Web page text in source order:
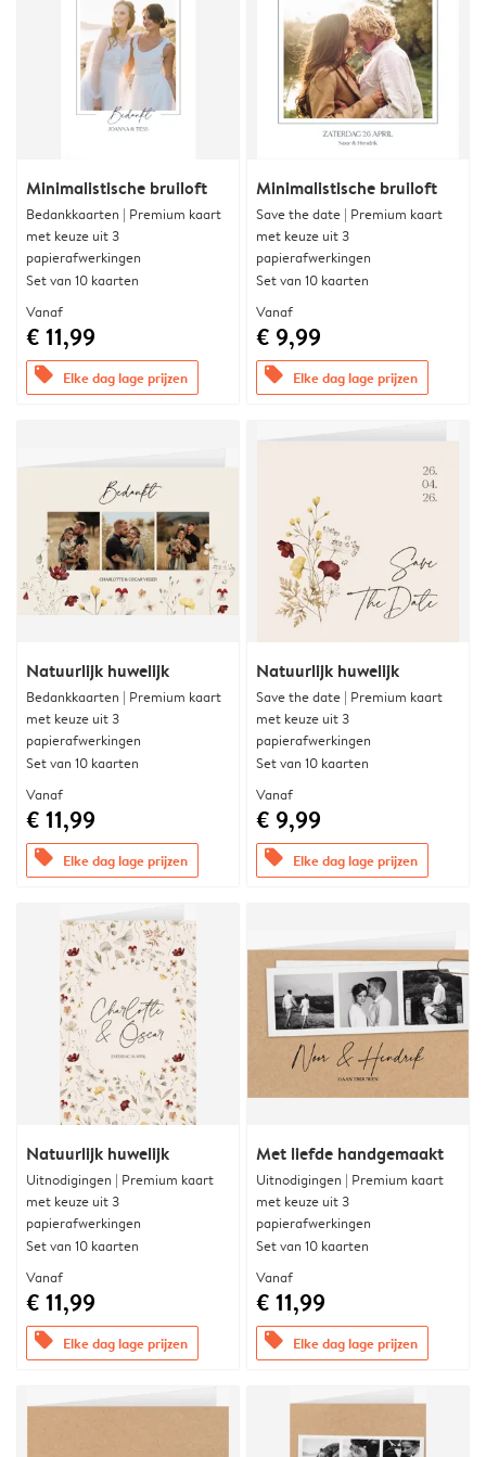
Minimalistische bruiloft
Bedankkaarten | Premium kaart
met keuze uit 3
papierafwerkingen
Set van 10 kaarten
Vanaf
€ 11,99
offers Elke dag lage prijzen
Minimalistische bruiloft
Save the date | Premium kaart
met keuze uit 3
papierafwerkingen
Set van 10 kaarten
Vanaf
€ 9,99
offers Elke dag lage prijzen
Natuurlijk huwelijk
Bedankkaarten | Premium kaart
met keuze uit 3
papierafwerkingen
Set van 10 kaarten
Vanaf
€ 11,99
offers Elke dag lage prijzen
Natuurlijk huwelijk
Save the date | Premium kaart
met keuze uit 3
papierafwerkingen
Set van 10 kaarten
Vanaf
€ 9,99
offers Elke dag lage prijzen
Natuurlijk huwelijk
Uitnodigingen | Premium kaart
met keuze uit 3
papierafwerkingen
Set van 10 kaarten
Vanaf
€ 11,99
offers Elke dag lage prijzen
Met liefde handgemaakt
Uitnodigingen | Premium kaart
met keuze uit 3
papierafwerkingen
Set van 10 kaarten
Vanaf
€ 11,99
offers Elke dag lage prijzen